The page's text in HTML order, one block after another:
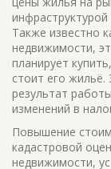
Также известно
недвижимости,
планирует
стоит его жильё.
результат
изменений в
Повышение
кадастровой
недвижимости,